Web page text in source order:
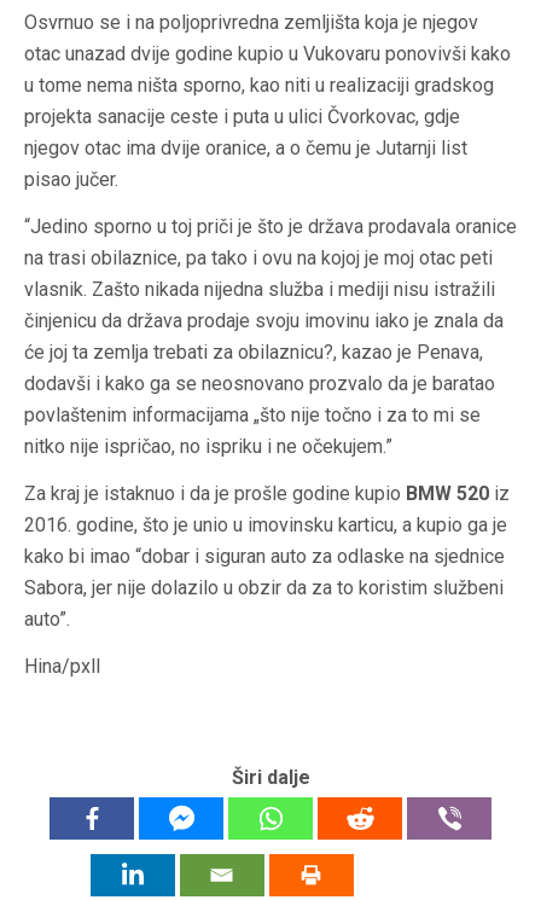
Osvrnuo se i na poljoprivredna zemljišta koja je njegov
otac unazad dvije godine kupio u Vukovaru ponovivši kako
u tome nema ništa sporno, kao niti u realizaciji gradskog
projekta sanacije ceste i puta u ulici Čvorkovac, gdje
njegov otac ima dvije oranice, a o čemu je Jutarnji list
pisao jučer.
“Jedino sporno u toj priči je što je država prodavala oranice
na trasi obilaznice, pa tako i ovu na kojoj je moj otac peti
vlasnik. Zašto nikada nijedna služba i mediji nisu istražili
činjenicu da država prodaje svoju imovinu iako je znala da
će joj ta zemlja trebati za obilaznicu?, kazao je Penava,
dodavši i kako ga se neosnovano prozvalo da je baratao
povlaštenim informacijama „što nije točno i za to mi se
nitko nije ispričao, no ispriku i ne očekujem.”
Za kraj je istaknuo i da je prošle godine kupio BMW 520 iz
2016. godine, što je unio u imovinsku karticu, a kupio ga je
kako bi imao “dobar i siguran auto za odlaske na sjednice
Sabora, jer nije dolazilo u obzir da za to koristim službeni
auto”.
Hina/pxll
Širi dalje